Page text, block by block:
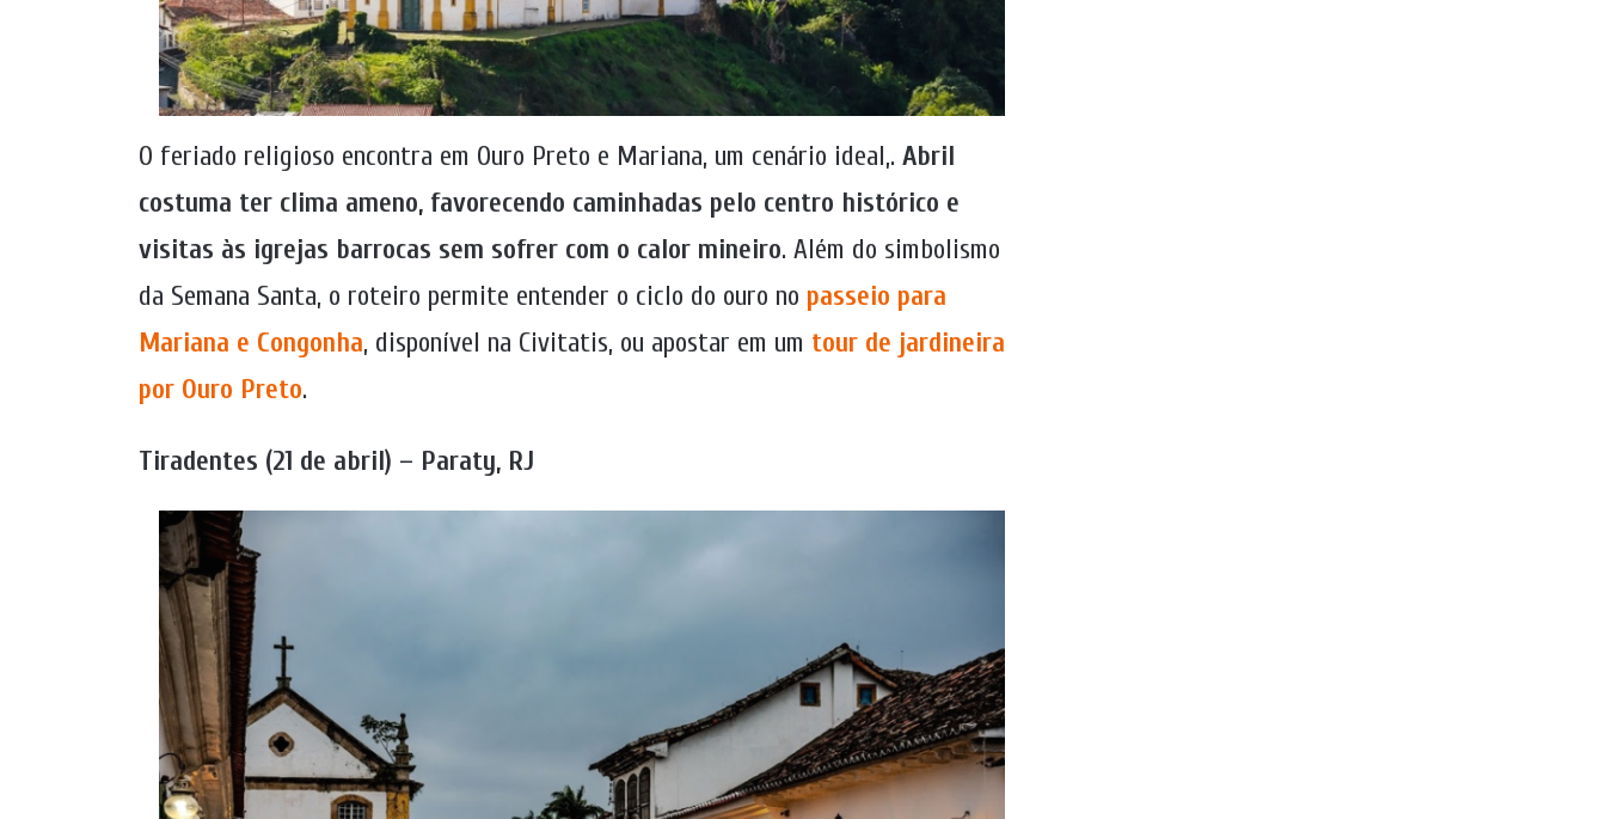
O feriado religioso encontra em Ouro Preto e Mariana, um cenário ideal,. Abril
costuma ter clima ameno, favorecendo caminhadas pelo centro histórico e
visitas às igrejas barrocas sem sofrer com o calor mineiro. Além do simbolismo
da Semana Santa, o roteiro permite entender o ciclo do ouro no passeio para
Mariana e Congonha, disponível na Civitatis, ou apostar em um tour de jardineira
por Ouro Preto.
Tiradentes (21 de abril) – Paraty, RJ